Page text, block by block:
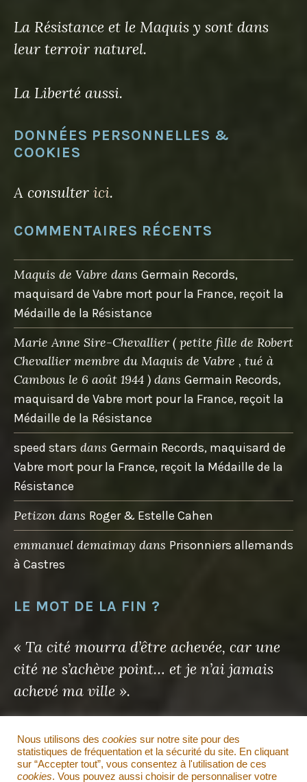
La Résistance et le Maquis y sont dans
leur terroir naturel.
La Liberté aussi.
DONNÉES PERSONNELLES &
COOKIES
A consulter ici.
COMMENTAIRES RÉCENTS
Maquis de Vabre dans Germain Records,
maquisard de Vabre mort pour la France, reçoit la
Médaille de la Résistance
Marie Anne Sire-Chevallier ( petite fille de Robert
Chevallier membre du Maquis de Vabre , tué à
Cambous le 6 août 1944 ) dans Germain Records,
maquisard de Vabre mort pour la France, reçoit la
Médaille de la Résistance
speed stars dans Germain Records, maquisard de
Vabre mort pour la France, reçoit la Médaille de la
Résistance
Petizon dans Roger & Estelle Cahen
emmanuel demaimay dans Prisonniers allemands
à Castres
LE MOT DE LA FIN ?
« Ta cité mourra d’être achevée, car une
cité ne s’achève point… et je n’ai jamais
achevé ma ville ».
Antoine de Saint-Exupéry
Nous utilisons des cookies sur notre site pour des
statistiques de fréquentation et la sécurité du site. En cliquant
sur “Accepter tout”, vous consentez à l'utilisation de ces
cookies. Vous pouvez aussi choisir de personnaliser votre